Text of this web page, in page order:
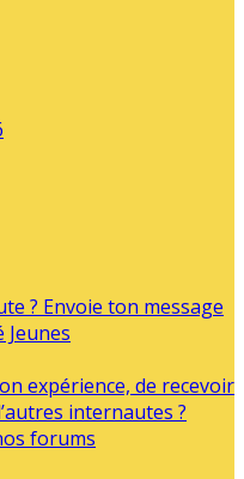
? Envoie ton message
Jeunes
expérience, de recevoir
internautes ?
forums